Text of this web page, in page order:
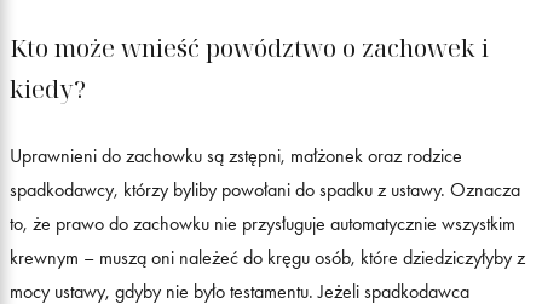
Kto może wnieść powództwo o zachowek i
kiedy?
Uprawnieni do zachowku są zstępni, małżonek oraz rodzice
spadkodawcy, którzy byliby powołani do spadku z ustawy. Oznacza
to, że prawo do zachowku nie przysługuje automatycznie wszystkim
krewnym – muszą oni należeć do kręgu osób, które dziedziczyłyby z
mocy ustawy, gdyby nie było testamentu. Jeżeli spadkodawca